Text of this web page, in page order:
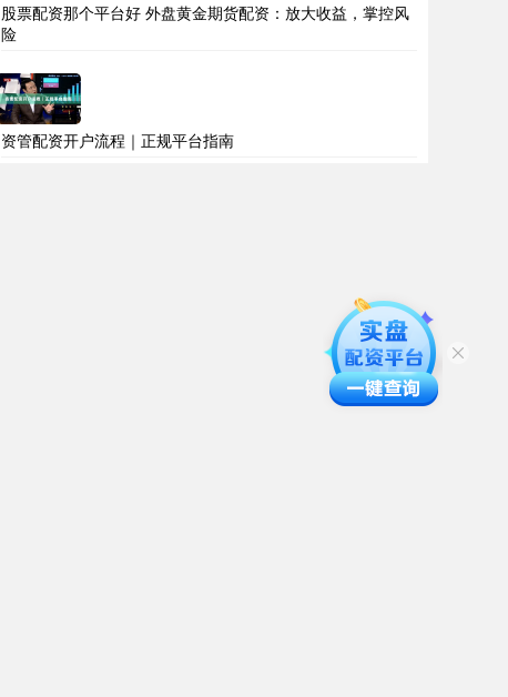
股票配资那个平台好 外盘黄金期货配资：放大收益，掌控风
险
资管配资开户流程｜正规平台指南